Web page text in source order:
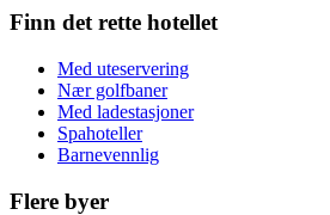
Finn det rette hotellet
Med uteservering
Nær golfbaner
Med ladestasjoner
Spahoteller
Barnevennlig
Flere byer